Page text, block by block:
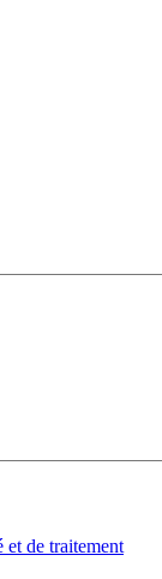
de traitement